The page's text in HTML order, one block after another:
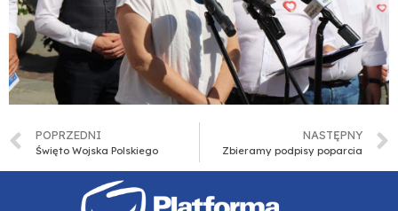
POPRZEDNI
Święto Wojska Polskiego
NASTĘPNY
Zbieramy podpisy poparcia